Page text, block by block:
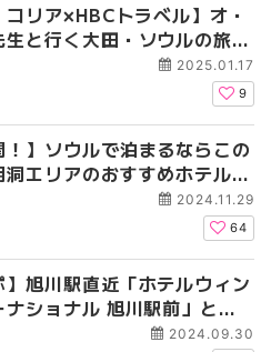
コリア×HBCトラベル】オ・
生と行く大田・ソウルの旅4
員付き韓国ツアー】 2025.01.17
9
！】ソウルで泊まるならこの
エリアのおすすめホテル
2024.11.29
64
】旭川駅直近「ホテルウィン
ショナル 旭川駅前」と周
2024.09.30